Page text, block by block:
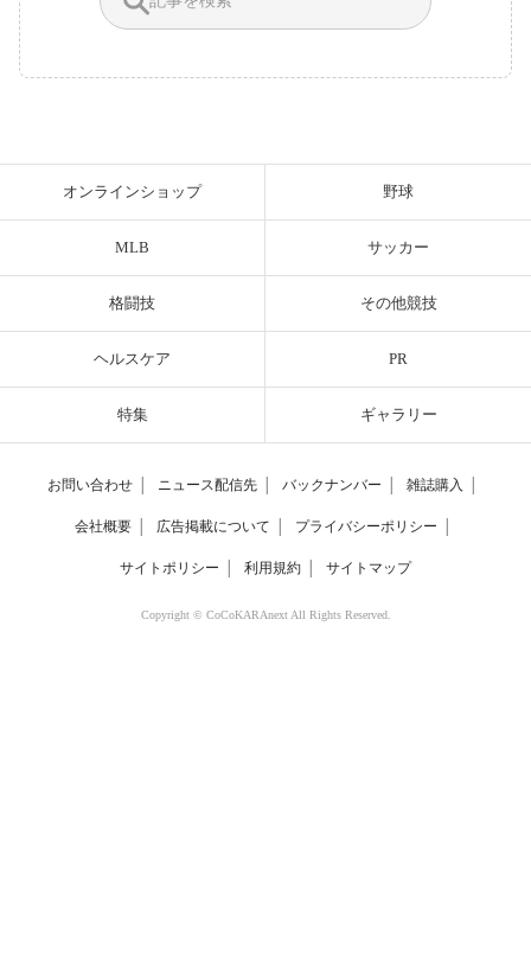
オンラインショップ 野球
MLB サッカー
格闘技 その他競技
ヘルスケア PR
特集 ギャラリー
お問い合わせ ニュース配信先 バックナンバー 雑誌購入
会社概要 広告掲載について プライバシーポリシー
サイトポリシー 利用規約 サイトマップ
Copyright © CoCoKARAnext All Rights Reserved.